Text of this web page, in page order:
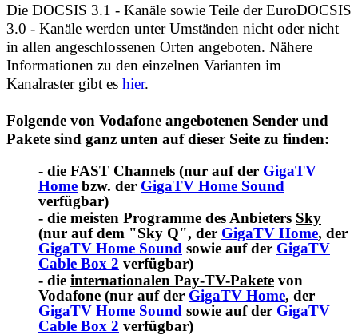
Die DOCSIS 3.1 - Kanäle sowie Teile der EuroDOCSIS
3.0 - Kanäle werden unter Umständen nicht oder nicht
in allen angeschlossenen Orten angeboten. Nähere
Informationen zu den einzelnen Varianten im
Kanalraster gibt es hier.
Folgende von Vodafone angebotenen Sender und
Pakete sind ganz unten auf dieser Seite zu finden:
- die FAST Channels (nur auf der GigaTV
Home bzw. der GigaTV Home Sound
verfügbar)
- die meisten Programme des Anbieters Sky
(nur auf dem "Sky Q", der GigaTV Home, der
GigaTV Home Sound sowie auf der GigaTV
Cable Box 2 verfügbar)
- die internationalen Pay-TV-Pakete von
Vodafone (nur auf der GigaTV Home, der
GigaTV Home Sound sowie auf der GigaTV
Cable Box 2 verfügbar)